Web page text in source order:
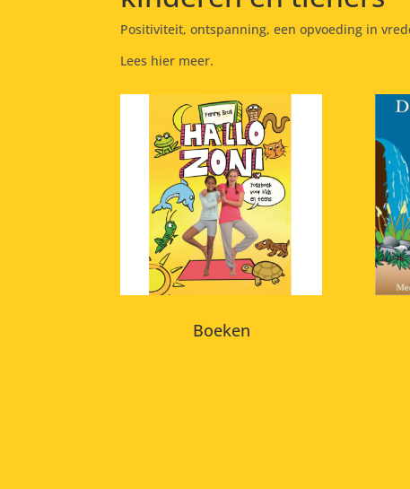
Positiviteit, ontspanning, een opvoeding in
Lees hier meer.
Boeken